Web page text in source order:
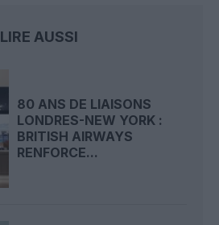
LIRE AUSSI
80 ANS DE LIAISONS
LONDRES-NEW YORK :
BRITISH AIRWAYS
RENFORCE...